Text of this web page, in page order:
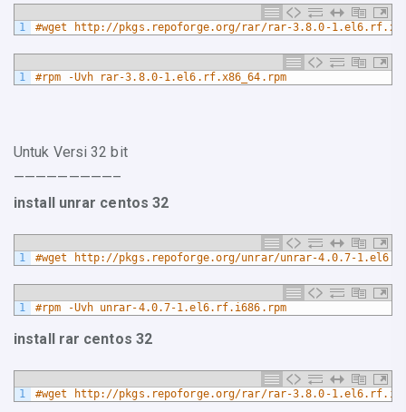
1 #wget http://pkgs.repoforge.org/rar/rar-3.8.0-
1 #rpm -Uvh rar-3.8.0-1.el6.rf.x86_64.rpm
Untuk Versi 32 bit
—————————–
install unrar centos 32
1 #wget http://pkgs.repoforge.org/unrar/unrar-4.0.7-
1 #rpm -Uvh unrar-4.0.7-1.el6.rf.i686.rpm
install rar centos 32
1 #wget http://pkgs.repoforge.org/rar/rar-3.8.0-